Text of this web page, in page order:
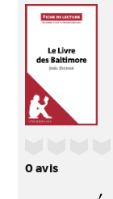
0avis